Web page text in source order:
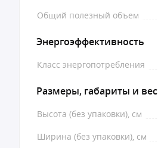
Общий полезный объем
Энергоэффективность
Класс энергопотребления
Размеры, габариты и вес
Высота (без упаковки), см
Ширина (без упаковки), см